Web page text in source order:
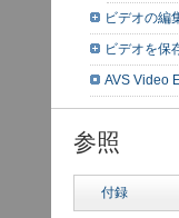
ビデオの編
ビデオを保
AVS Video
参照
付録